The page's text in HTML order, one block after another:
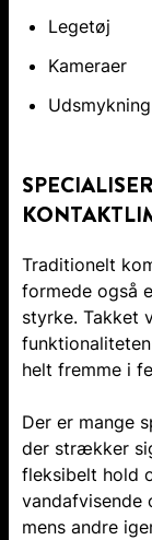
Legetøj
Kameraer
Traditionelt
formede også
styrke. Takket
helt fremme i
Der er mange
der strækker
fleksibelt hold
vandafvisende
mens andre